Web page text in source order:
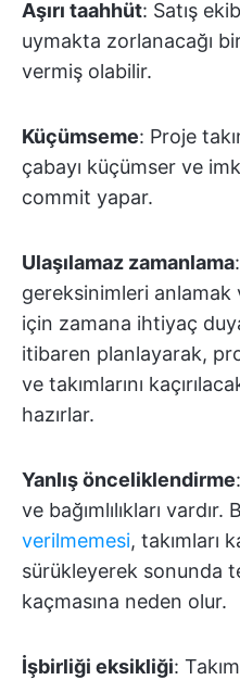
Aşırı taahhüt: Satış
uymakta zorlanacağı
vermiş olabilir.
Küçümseme: Proje
çabayı küçümser ve
commit yapar.
Ulaşılamaz zamanlama
gereksinimleri anlamak
için zamana ihtiyaç
itibaren planlayarak,
ve takımlarını
hazırlar.
Yanlış önceliklendirme
ve bağımlılıkları
verilmemesi, takımları
sürükleyerek sonunda
kaçmasına neden olur.
İşbirliği eksikliği: